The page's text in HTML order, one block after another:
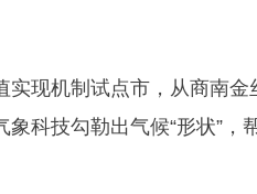
现机制试点市，从商南金
科技勾勒出气候“形状”，